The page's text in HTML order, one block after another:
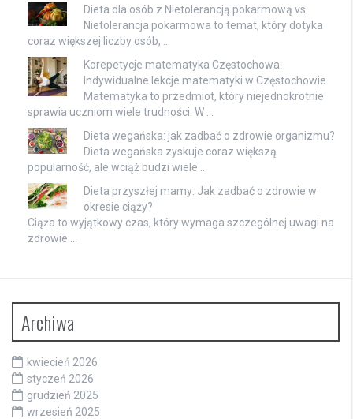
Dieta dla osób z Nietolerancją pokarmową vs
Nietolerancja pokarmowa to temat, który dotyka
coraz większej liczby osób, …
Korepetycje matematyka Częstochowa:
Indywidualne lekcje matematyki w Częstochowie
Matematyka to przedmiot, który niejednokrotnie
sprawia uczniom wiele trudności. W …
Dieta wegańska: jak zadbać o zdrowie organizmu?
Dieta wegańska zyskuje coraz większą
popularność, ale wciąż budzi wiele …
Dieta przyszłej mamy: Jak zadbać o zdrowie w
okresie ciąży?
Ciąża to wyjątkowy czas, który wymaga szczególnej uwagi na
zdrowie …
Archiwa
kwiecień 2026
styczeń 2026
grudzień 2025
wrzesień 2025